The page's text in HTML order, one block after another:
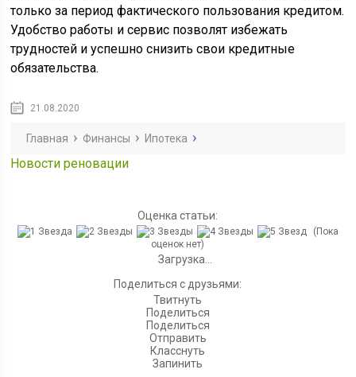
только за период фактического пользования кредитом.
Удобство работы и сервис позволят избежать
трудностей и успешно снизить свои кредитные
обязательства.
21.08.2020
Главная Финансы Ипотека
Новости реновации
Оценка статьи:
(Пока
оценок нет)
Загрузка...
Поделиться с друзьями:
Твитнуть
Поделиться
Поделиться
Отправить
Класснуть
Запинить